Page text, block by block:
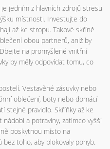
jedním z hlavních zdrojů stresu
místnosti. Investujte do
až ke stropu. Takové skříně
obou partnerů, aniž by
na promyšlené vnitřní
by měly odpovídat tomu, co
Vestavěné zásuvky nebo
oblečení, boty nebo domácí
stejné pravidlo. Skříňky až ke
a potraviny, zatímco vyšší
poskytnou místo na
toho, aby blokovaly pohyb.